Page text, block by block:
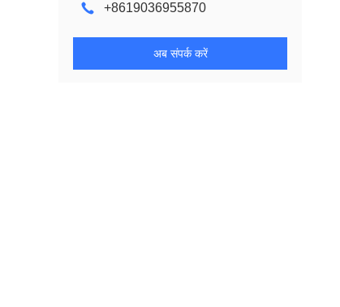
+8619036955870
अब संपर्क करें